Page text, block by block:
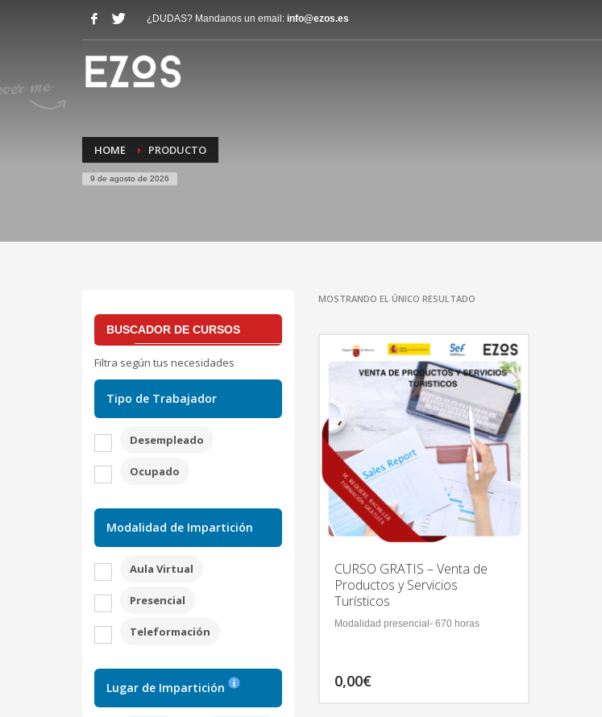
¿DUDAS? Mandanos un email: info@ezos.es
HOME PRODUCTO
9 de agosto de 2026
MOSTRANDO EL ÚNICO RESULTADO
CURSO GRATIS – Venta de
Productos y Servicios
Turísticos
Modalidad presencial- 670 horas
0,00€
BUSCADOR DE CURSOS
Filtra según tus necesidades
Tipo de Trabajador
Desempleado
Ocupado
Modalidad de Impartición
Aula Virtual
Presencial
Teleformación
Lugar de Impartición